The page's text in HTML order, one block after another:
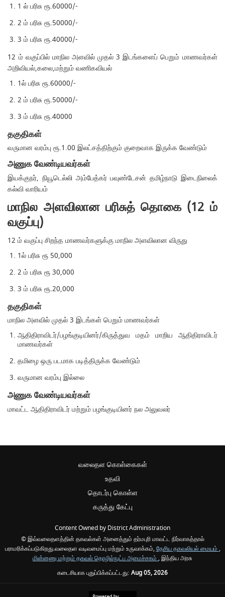
1 ல் பரிசு ரூ.60000/-
2 ம் பரிசு ரூ.50000/-
3 ம் பரிசு ரூ.40000/-
12 ம் வகுப்பில் மாநில அளவில் முதல் 3 இடங்களைப் பெறும் மாணவர்கள்
அறிவியல்,கலை,மற்றும் வணிகவியல்
1ல் பரிசு ரூ.60000/-
2 ம் பரிசு ரூ.50000/-
3 ம் பரிசு ரூ.40000
தகுதிகள்
வருமான வரம்பு ரூ.1.00 இலட்சத்திற்கும் குறைவாக இருக்க வேண்டும்
அணுக வேண்டியவர்கள்
இயக்குநர், நியூடெல்லி அம்பேத்கர் பவுண்டேசன் தமிழ்நாடு இடைநிலைக்
கல்வி வாரியம்
மாநில அளவிலான பரிசுத் தொகை (12 ம்
வகுப்பு)
12 ம் வகுப்பு சிறந்த மாணவர்களுக்கு மாநில அளவிலான விருது
1ல் பரிசு ரூ 50,000
2 ம் பரிசு ரூ 30,000
3 ம் பரிசு ரூ.20,000
தகுதிகள்
மாநில அளவில் முதல் 3 இடங்கள் பெறும் மாணவர்கள்
ஆதிதிராவிடர்/பழங்குடியினர்/கிருத்துவ மதம் மாறிய ஆதிதிராவிடர்
மாணவர்கள்
தமிழை ஒரு படமாக படித்திருக்க வேண்டும்
வருமான வரம்பு இல்லை
அணுக வேண்டியவர்கள்
மாவட்ட ஆதிதிராவிடர் மற்றும் பழங்குடியினர் நல அலுவலர்
வலைதள கொள்கைகள்
உதவி
தொடர்பு கொள்ள
கருத்து கேட்பு
Content Owned by District Administration
© இவ்வலைதளத்தின் தகவல்கள் அனைத்தும் தர்மபுரி மாவட்ட நிர்வாகத்தால்
பராமரிக்கப்படுகிறது.வலைதள வடிவமைப்பு மற்றும் உருவாக்கம், தேசிய தகவலியல் மையம் ,
மின்னணு மற்றும் தகவல் தொழில்நுட்ப அமைச்சகம் , இந்திய அரசு
கடைசியாக புதுப்பிக்கப்பட்டது: Aug 05, 2026